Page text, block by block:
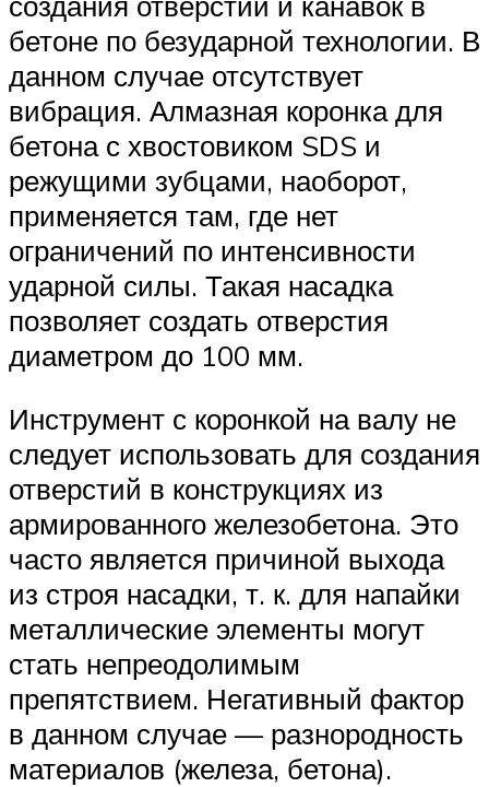
бетоне по безударной технологии. В
данном случае отсутствует
вибрация. Алмазная коронка для
бетона с хвостовиком SDS и
режущими зубцами, наоборот,
применяется там, где нет
ограничений по интенсивности
ударной силы. Такая насадка
позволяет создать отверстия
диаметром до 100 мм.
Инструмент с коронкой на валу не
следует использовать для создания
отверстий в конструкциях из
армированного железобетона. Это
часто является причиной выхода
из строя насадки, т. к. для напайки
металлические элементы могут
стать непреодолимым
препятствием. Негативный фактор
в данном случае — разнородность
материалов (железа, бетона).